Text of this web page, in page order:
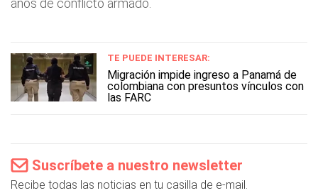
años de conflicto armado.
TE PUEDE INTERESAR:
Migración impide ingreso a Panamá de
colombiana con presuntos vínculos con
las FARC
Suscríbete a nuestro newsletter
Recibe todas las noticias en tu casilla de e-mail.